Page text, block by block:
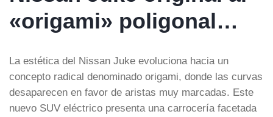
«origami» poligonal…
La estética del Nissan Juke evoluciona hacia un
concepto radical denominado origami, donde las curvas
desaparecen en favor de aristas muy marcadas. Este
nuevo SUV eléctrico presenta una carrocería facetada